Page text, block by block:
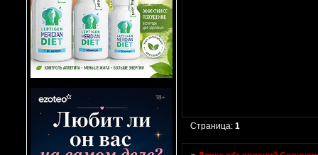
Страница:1